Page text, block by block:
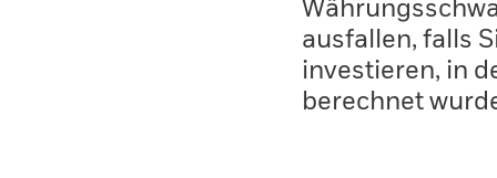
ausfallen, falls
investieren, in
berechnet